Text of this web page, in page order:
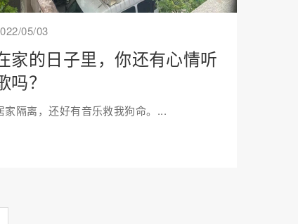
05/03
家的日子里，你还有心情听
吗？
家隔离，还好有音乐救我狗命。...